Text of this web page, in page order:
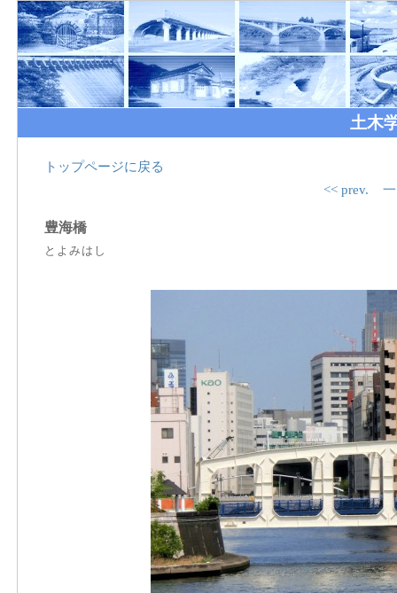
土木
トップページに戻る
<< prev.
豊海橋
とよみはし